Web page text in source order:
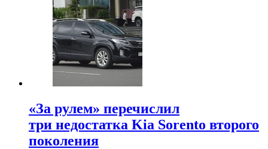
«За рулем» перечислил
три недостатка Kia Sorento второго
поколения